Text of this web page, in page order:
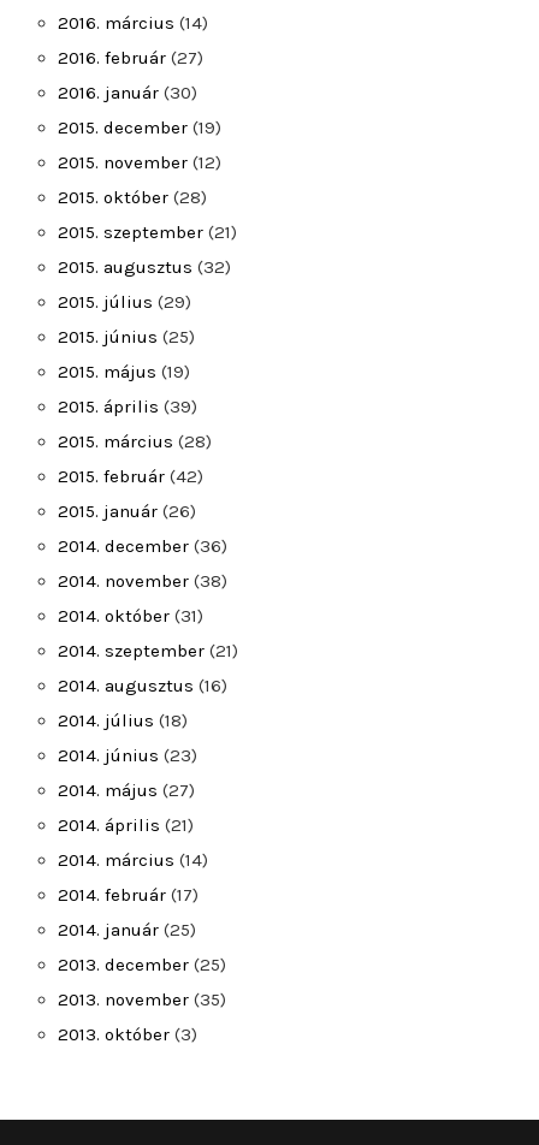
2016. március (14)
2016. február (27)
2016. január (30)
2015. december (19)
2015. november (12)
2015. október (28)
2015. szeptember (21)
2015. augusztus (32)
2015. július (29)
2015. június (25)
2015. május (19)
2015. április (39)
2015. március (28)
2015. február (42)
2015. január (26)
2014. december (36)
2014. november (38)
2014. október (31)
2014. szeptember (21)
2014. augusztus (16)
2014. július (18)
2014. június (23)
2014. május (27)
2014. április (21)
2014. március (14)
2014. február (17)
2014. január (25)
2013. december (25)
2013. november (35)
2013. október (3)